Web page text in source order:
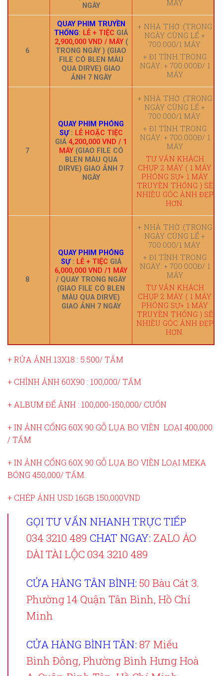
NGÀY
MÁY
6
QUAY PHIM TRUYỀN
THỐNG: LỄ + TIỆC GIÁ
2,900,000 VND / MÁY(
TRONG NGÀY ) (GIAO
FILE CÓ BLEN MÀU
QUA DIRVE) GIAO
ẢNH 7 NGÀY
+ NHÀ THỜ :(TRONG
NGÀY CÙNG LỂ +
700.000/1 MÁY
+ ĐI TỈNH TRONG
NGÀY: + 700.000Đ/ 1
MÁY
7
QUAY PHIM PHÓNG
SỰ: LỄ HOẶC TIỆC
GIÁ4,200,000 VND / 1
MÁY(GIAO FILE CÓ
BLEN MÀU QUA
DIRVE) GIAO ẢNH 7
NGÀY
+ NHÀ THỜ :(TRONG
NGÀY CÙNG LỂ +
700.000/1 MÁY
+ ĐI TỈNH TRONG
NGÀY: + 700.000Đ/ 1
MÁY
TƯ VẤN KHÁCH
CHỤP 2 MÁY ( 1 MÁY
PHÓNG SỰ+ 1 MÁY
TRUYỀN THỐNG ) SẼ
NHIỀU GÓC ẢNH ĐẸP
HƠN.
8
QUAY PHIM PHÓNG
SỰ: LỄ + TIỆC GIÁ
6,000,000 VND /1 MÁY
/ QUAY TRONG NGÀY
(GIAO FILE CÓ BLEN
MÀU QUA DIRVE)
GIAO ẢNH 7 NGÀY
+ NHÀ THỜ :(TRONG
NGÀY CÙNG LỂ +
700.000/1 MÁY
+ ĐI TỈNH TRONG
NGÀY: + 700.000Đ/ 1
MÁY
TƯ VẤN KHÁCH
CHỤP 2 MÁY ( 1 MÁY
PHÓNG SỰ+ 1 MÁY
TRUYỀN THỐNG ) SẼ
NHIỀU GÓC ẢNH ĐẸP
HƠN.
+ RỬA ẢNH 13X18 : 5.500/ TẤM
+ CHỈNH ẢNH 60X90 : 100,000/ TẤM
+ ALBUM ĐỂ ẢNH : 100,000-150,000/ CUỐN
+ IN ẢNH CỔNG 60X 90 GỖ LỤA BO VIỀN LOẠI 400,000
/ TẤM
+ IN ẢNH CỔNG 60X 90 GỖ LỤA BO VIỀN LOẠI MEKA
BÓNG 450,000/ TẤM.
+ CHÉP ẢNH USD 16GB 150,000VND
GỌI TƯ VẤN NHANH TRỰC TIẾP
034 3210 489 CHAT NGAY: ZALO ÁO
DÀI TÀI LỘC 034 3210 489
CỬA HÀNG TÂN BÌNH: 50 Bàu Cát 3.
Phường 14 Quận Tân Bình, Hồ Chí
Minh
CỬA HÀNG BÌNH TÂN: 87 Miếu
Bình Đông, Phường Bình Hưng Hoà